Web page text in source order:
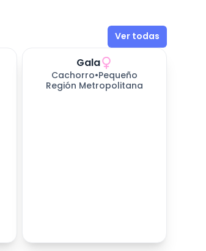
Ver todas
Gala
Cachorro•Pequeño
Región Metropolitana